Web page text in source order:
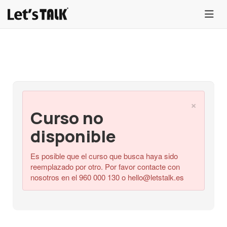
menu
×
Curso no
disponible
Es posible que el curso que busca haya sido
reemplazado por otro. Por favor contacte con
nosotros en el 960 000 130 o hello@letstalk.es